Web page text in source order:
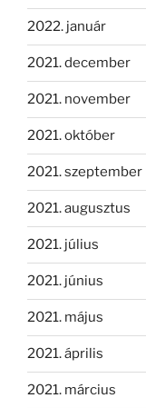
2022. január
2021. december
2021. november
2021. október
2021. szeptember
2021. augusztus
2021. július
2021. június
2021. május
2021. április
2021. március